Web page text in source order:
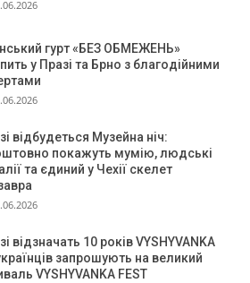
гурт «БЕЗ ОБМЕЖЕНЬ»
у Празі та Брно з благодійними
відбудеться Музейна ніч:
покажуть мумію, людські
та єдиний у Чехії скелет
відзначать 10 років VYSHYVANKA
запрошують на великий
VYSHYVANKA FEST